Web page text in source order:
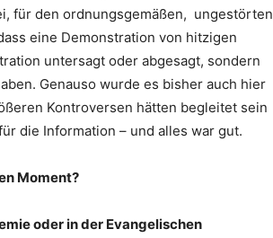
für den ordnungsgemäßen, ungestörten
eine Demonstration von hitzigen
untersagt oder abgesagt, sondern
Genauso wurde es bisher auch hier
Kontroversen hätten begleitet sein
die Information – und alles war gut.
Moment?
oder in der Evangelischen